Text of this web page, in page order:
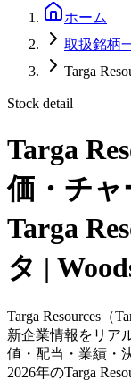
ホーム
取扱銘柄
Targa
Stock detail
Targa
価・チャ
Targa
タ |
Targa Resources（
新企業情報をリア
値・配当・業績・
2026年のTarga